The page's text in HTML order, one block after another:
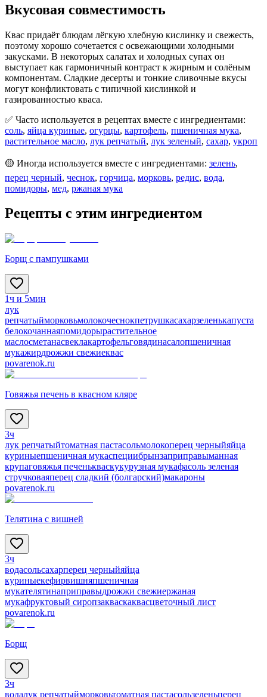
Вкусовая совместимость
Квас придаёт блюдам лёгкую хлебную кислинку и свежесть,
поэтому хорошо сочетается с освежающими холодными
закусками. В некоторых салатах и холодных супах он
выступает как гармоничный контраст к жирным и солёным
компонентам. Сладкие десерты и тонкие сливочные вкусы
могут конфликтовать с типичной кислинкой и
газированностью кваса.
✅ Часто используется в рецептах вместе с ингредиентами:
соль, яйца куриные, огурцы, картофель, пшеничная мука,
растительное масло, лук репчатый, лук зеленый, сахар, укроп
🟡 Иногда используется вместе с ингредиентами: зелень,
перец черный, чеснок, горчица, морковь, редис, вода,
помидоры, мед, ржаная мука
Рецепты с этим ингредиентом
Борщ с пампушками
1ч и 5мин
лук
репчатыйморковьмолокочеснокпетрушкасахарзеленькапуста
белокочаннаяпомидорырастительное
маслосметанасвеклакартофельговядинасалопшеничная
мукажирдрожжи свежиеквас
povarenok.ru
Говяжья печень в квасном кляре
3ч
лук репчатыйтоматная пастасольмолокоперец черныйяйца
куриныепшеничная мукаспециибрынзаприправыманная
крупаговяжья печенькваскукурузная мукафасоль зеленая
стручковаяперец сладкий (болгарский)макароны
povarenok.ru
Телятина с вишней
3ч
водасольсахарперец черныйяйца
куриныекефирвишняпшеничная
мукателятинаприправыдрожжи свежиержаная
мукафруктовый сиропзакваскаквасцветочный лист
povarenok.ru
Борщ
3ч
водалук репчатыйморковьтоматная пастасользеленьперец